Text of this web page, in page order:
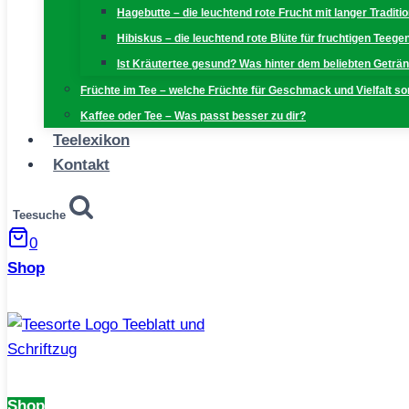
Hagebutte – die leuchtend rote Frucht mit langer
Hibiskus – die leuchtend rote Blüte für fruchtigen
Ist Kräutertee gesund? Was hinter dem beliebten
Früchte im Tee – welche Früchte für Geschmack und Vielfalt
Kaffee oder Tee – Was passt besser zu dir?
Teelexikon
Kontakt
Teesuche
0
Shop